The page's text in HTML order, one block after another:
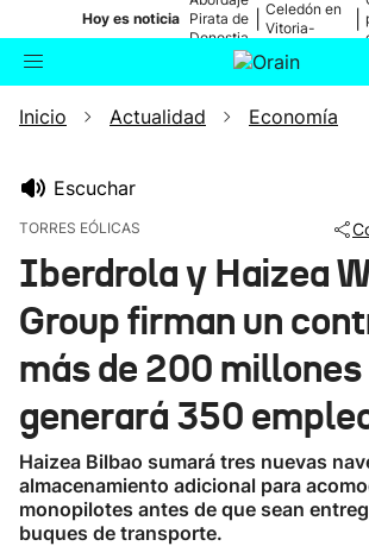
Hoy es noticia Pirata de
Donostia
Celedón en
Vitoria-
Buscador Actualidad
Ikusmiran
Eguraldia
Inicio Actualidad Economía
Escuchar
TORRES EÓLICAS
Iberdrola y Haizea
Group firman un
más de 200 millones
generará 350
Haizea Bilbao sumará tres nuevas
almacenamiento adicional para
monopilotes antes de que sean
buques de transporte.